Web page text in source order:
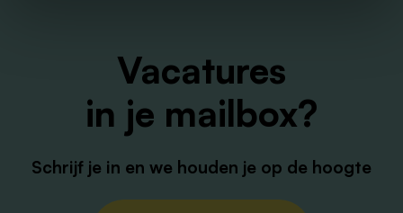
Vacatures
in je mailbox?
Schrijf je in en we houden je op de hoogte